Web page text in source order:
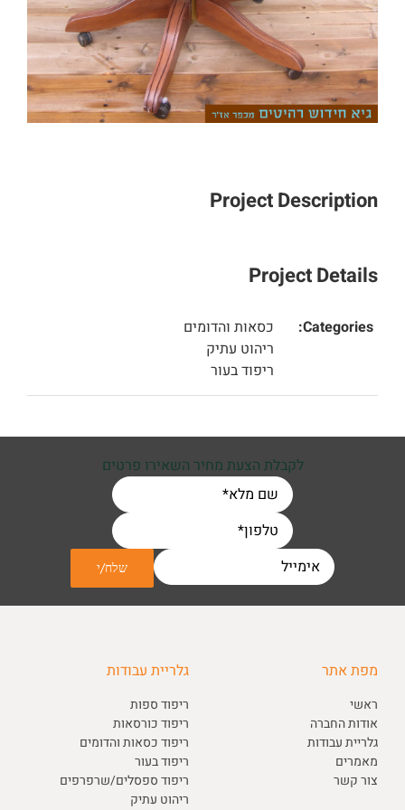
Project Description
Project Details
Categories:
כסאות והדומים
ריהוט עתיק
ריפוד בעור
לקבלת הצעת מחיר השאירו פרטים
מפת אתר
ראשי
אודות החברה
גלריית עבודות
מאמרים
צור קשר
גלריית עבודות
ריפוד ספות
ריפוד כורסאות
ריפוד כסאות והדומים
ריפוד בעור
ריפוד ספסלים/שרפרפים
ריהוט עתיק